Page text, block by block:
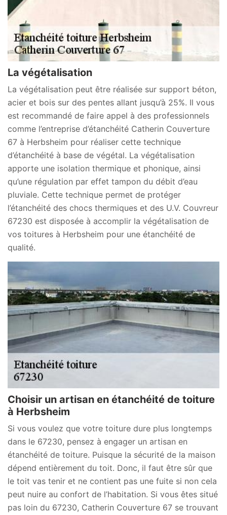
La végétalisation
La végétalisation peut être réalisée sur support béton,
acier et bois sur des pentes allant jusqu’à 25%. Il vous
est recommandé de faire appel à des professionnels
comme l’entreprise d’étanchéité Catherin Couverture
67 à Herbsheim pour réaliser cette technique
d’étanchéité à base de végétal. La végétalisation
apporte une isolation thermique et phonique, ainsi
qu’une régulation par effet tampon du débit d’eau
pluviale. Cette technique permet de protéger
l’étanchéité des chocs thermiques et des U.V. Couvreur
67230 est disposée à accomplir la végétalisation de
vos toitures à Herbsheim pour une étanchéité de
qualité.
Choisir un artisan en étanchéité de toiture
à Herbsheim
Si vous voulez que votre toiture dure plus longtemps
dans le 67230, pensez à engager un artisan en
étanchéité de toiture. Puisque la sécurité de la maison
dépend entièrement du toit. Donc, il faut être sûr que
le toit vas tenir et ne contient pas une fuite si non cela
peut nuire au confort de l’habitation. Si vous êtes situé
pas loin du 67230, Catherin Couverture 67 se trouvant